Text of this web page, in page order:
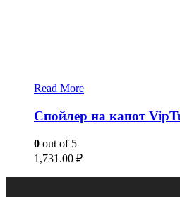
Read More
Спойлер на капот
0 out of 5
1,731.00 ₽